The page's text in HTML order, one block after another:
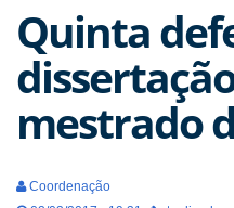
Quinta
mestrado
Coordenação